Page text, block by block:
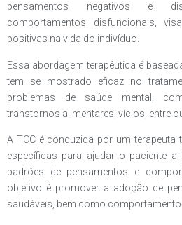
pensamentos negativos e
comportamentos disfuncionais,
positivas na vida do indivíduo.
Essa abordagem terapêutica é
tem se mostrado eficaz no
problemas de saúde mental,
transtornos alimentares, vícios, entre
A TCC é conduzida por um terapeuta
específicas para ajudar o paciente
padrões de pensamentos e
objetivo é promover a adoção de
saudáveis, bem como